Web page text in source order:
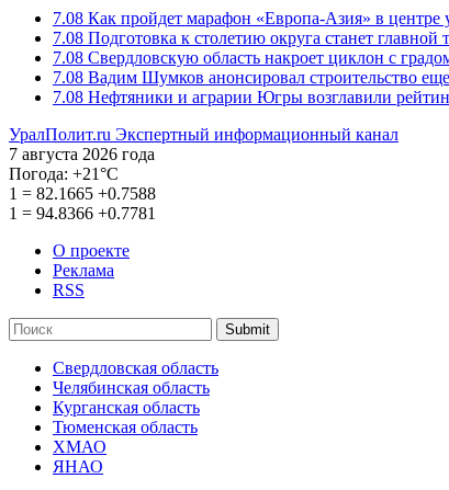
7.08 Как пройдет марафон «Европа-Азия» в центре
7.08 Подготовка к столетию округа станет
7.08 Свердловскую область накроет циклон с
7.08 Вадим Шумков анонсировал строительство
7.08 Нефтяники и аграрии Югры возглавили
УралПолит.ru Экспертный информационный канал
7 августа 2026 года
Погода: +21°С
1 = 82.1665 +0.7588
1 = 94.8366 +0.7781
О проекте
Реклама
RSS
Submit
Свердловская область
Челябинская область
Курганская область
Тюменская область
ХМАО
ЯНАО